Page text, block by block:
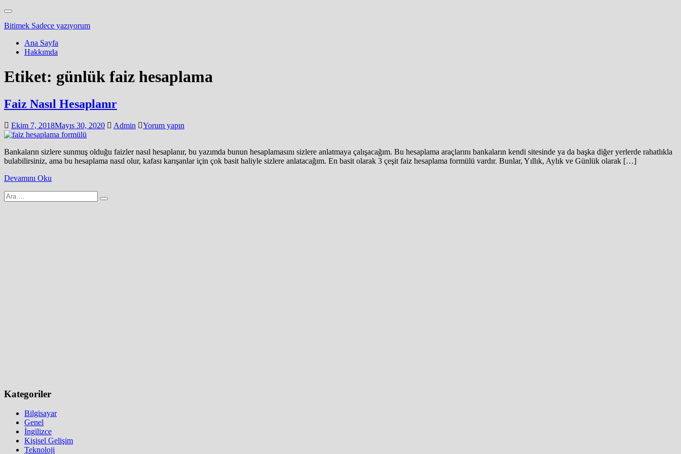
Skip
main
Toggle
navigation
Bitimek Sadece yazıyorum
Ana Sayfa
Hakkımda
Etiket: günlük faiz hesaplama
Faiz Nasıl Hesaplanır
Ekim 7, 2018Mayıs 30, 2020 Admin Yorum yapın
Bankaların sizlere sunmuş olduğu faizler nasıl hesaplanır, bu yazımda bunun hesaplamasını sizlere anlatmaya çalışacağım. Bu hesaplama araçlarını bankaların kendi sitesinde ya da başka diğer yerlerde rahatlıkla
bulabilirsiniz, ama bu hesaplama nasıl olur, kafası karışanlar için çok basit haliyle sizlere anlatacağım. En basit olarak 3 çeşit faiz hesaplama formülü vardır. Bunlar, Yıllık, Aylık ve Günlük olarak […]
Devamını Oku
Arama
yap:
Kategoriler
Bilgisayar
Genel
İngilizce
Kişisel Gelişim
Teknoloji